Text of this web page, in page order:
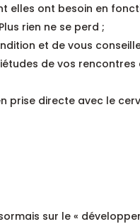
elles ont besoin en
rien ne se perd ;
et de vous
de vos rencontres
prise directe avec le
sur le «